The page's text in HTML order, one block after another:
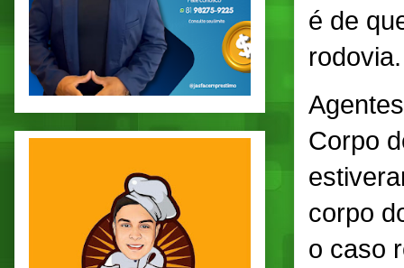
é de
rodovia.
Corpo
corpo
o caso